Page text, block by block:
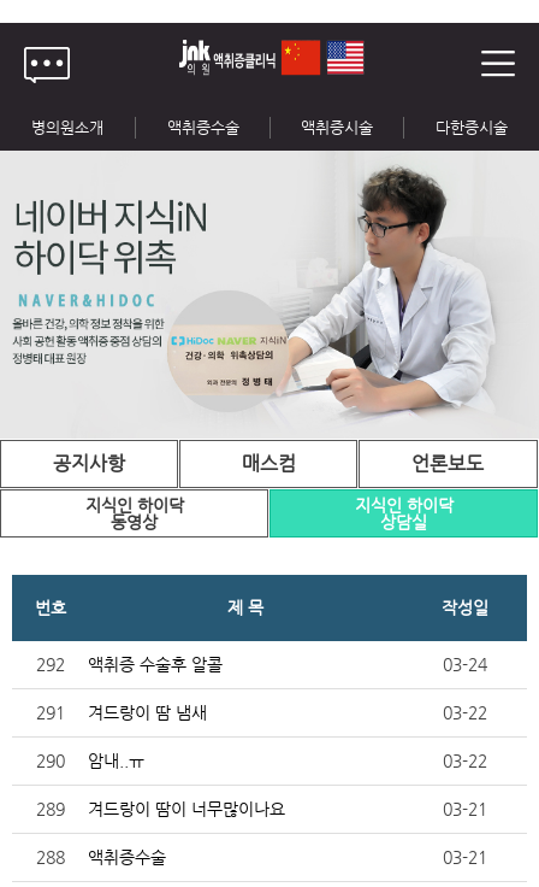
병의원소개 액취증수술 액취증시술 다한증시술
공지사항 매스컴 언론보도
지식인 하이닥
동영상
지식인 하이닥
상담실
번호 제 목 작성일
292 액취증 수술후 알콜 03-24
291 겨드랑이 땀 냄새 03-22
290 암내..ㅠ 03-22
289 겨드랑이 땀이 너무많이나요 03-21
288 액취증수술 03-21